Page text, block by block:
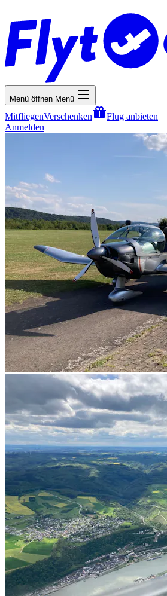
Menü öffnen Menü
MitfliegenVerschenken
Flug anbieten
Anmelden